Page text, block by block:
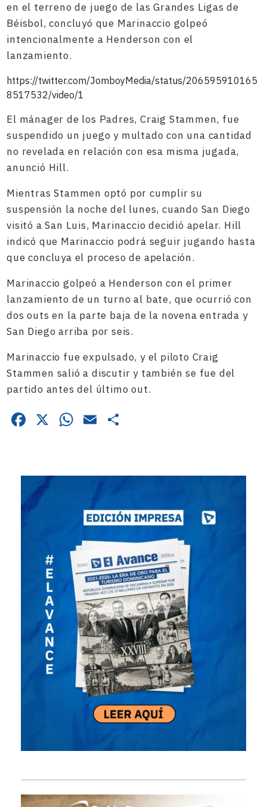
en el terreno de juego de las Grandes Ligas de
Béisbol, concluyó que Marinaccio golpeó
intencionalmente a Henderson con el
lanzamiento.
https://twitter.com/JomboyMedia/status/206595910165
8517532/video/1
El mánager de los Padres, Craig Stammen, fue
suspendido un juego y multado con una cantidad
no revelada en relación con esa misma jugada,
anunció Hill.
Mientras Stammen optó por cumplir su
suspensión la noche del lunes, cuando San Diego
visitó a San Luis, Marinaccio decidió apelar. Hill
indicó que Marinaccio podrá seguir jugando hasta
que concluya el proceso de apelación.
Marinaccio golpeó a Henderson con el primer
lanzamiento de un turno al bate, que ocurrió con
dos outs en la parte baja de la novena entrada y
San Diego arriba por seis.
Marinaccio fue expulsado, y el piloto Craig
Stammen salió a discutir y también se fue del
partido antes del último out.
Facebook
X WhatsApp
Email